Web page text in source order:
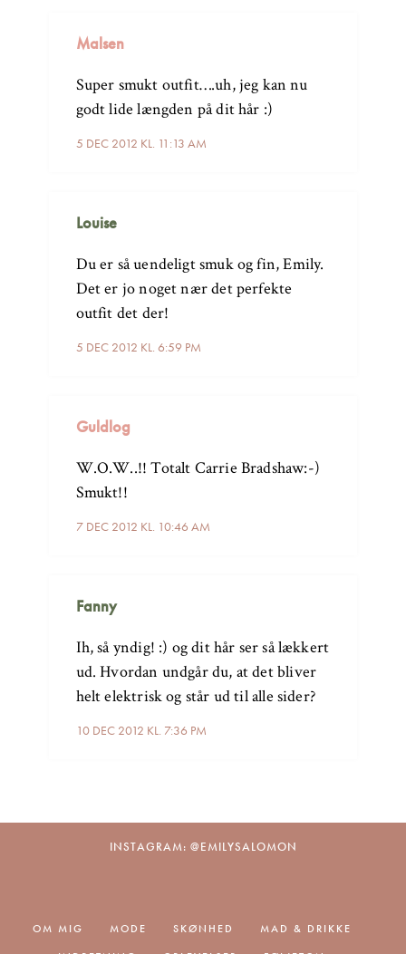
Malsen
5 DEC 2012 KL. 11:13 AM
Super smukt outfit….uh, jeg kan nu
godt lide længden på dit hår :)
Louise
5 DEC 2012 KL. 6:59 PM
Du er så uendeligt smuk og fin, Emily.
Det er jo noget nær det perfekte
outfit det der!
Guldlog
7 DEC 2012 KL. 10:46 AM
W.O.W..!! Totalt Carrie Bradshaw:-)
Smukt!!
Fanny
10 DEC 2012 KL. 7:36 PM
Ih, så yndig! :) og dit hår ser så lækkert
ud. Hvordan undgår du, at det bliver
helt elektrisk og står ud til alle sider?
INSTAGRAM: @EMILYSALOMON
OM MIG MODE SKØNHED
MAD & DRIKKE